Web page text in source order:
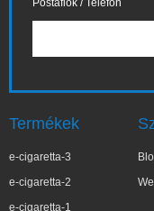
Postafiók / Telefon
Termékek
e-cigaretta-3
e-cigaretta-2
e-cigaretta-1